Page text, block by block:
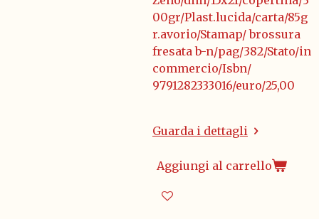
00gr/Plast.lucida/carta/85g
r.avorio/Stamap/ brossura
fresata b-n/pag/382/Stato/in
commercio/Isbn/
9791282333016/euro/25,00
Guarda i dettagli
Aggiungi al carrello